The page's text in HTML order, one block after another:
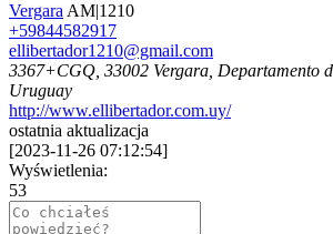
Vergara AM|1210
+59844582917
ellibertador1210@gmail.com
3367+CGQ, 33002 Vergara, Departamento
Uruguay
http://www.ellibertador.com.uy/
ostatnia aktualizacja
[2023-11-26 07:12:54]
Wyświetlenia:
53